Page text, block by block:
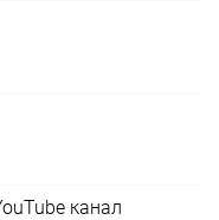
канал